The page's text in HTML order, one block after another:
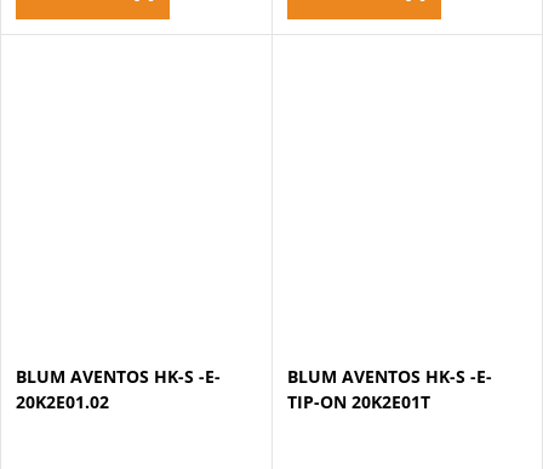
BLUM AVENTOS HK-S -E-
20K2E01.02
BLUM AVENTOS HK-S -E-
TIP-ON 20K2E01T